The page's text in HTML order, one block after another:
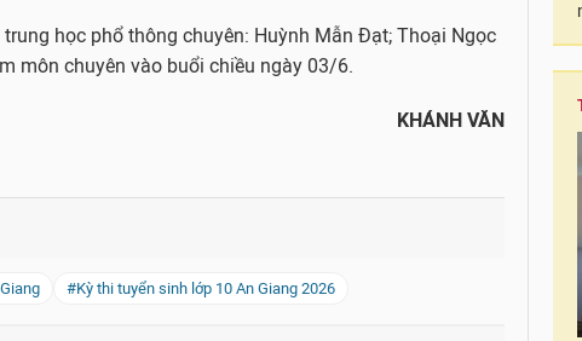
học phổ thông chuyên: Huỳnh Mẫn Đạt; Thoại Ngọc
môn chuyên vào buổi chiều ngày 03/6.
KHÁNH VĂN
#Kỳ thi tuyển sinh lớp 10 An Giang 2026